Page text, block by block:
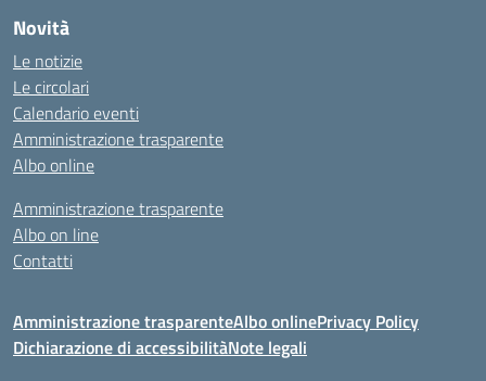
Novità
Le notizie
Le circolari
Calendario eventi
Amministrazione trasparente
Albo online
Amministrazione trasparente
Albo on line
Contatti
Amministrazione trasparenteAlbo onlinePrivacy Policy
Dichiarazione di accessibilitàNote legali